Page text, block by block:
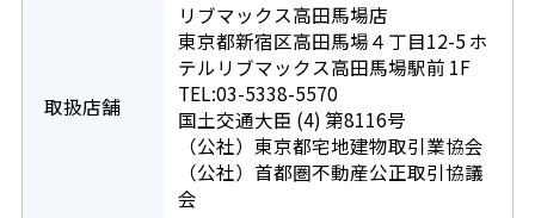
取扱店舗
リブマックス高田馬場店
東京都新宿区高田馬場４丁目12-5 ホ
テルリブマックス高田馬場駅前 1F
TEL:03-5338-5570
国土交通大臣 (4) 第8116号
（公社）東京都宅地建物取引業協会
（公社）首都圏不動産公正取引協議
会